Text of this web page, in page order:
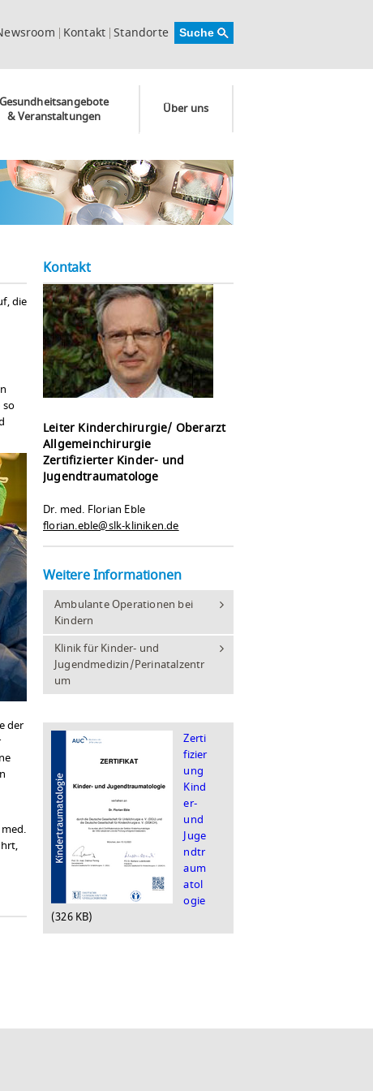
Kontakt Standorte
Gesundheitsangebote
& Veranstaltungen
Über uns
die
so
der
Kontakt
Leiter Kinderchirurgie/ Oberarzt
Allgemeinchirurgie
Zertifizierter Kinder- und
Jugendtraumatologe
Dr. med. Florian Eble
florian.eble@slk-kliniken.de
Weitere Informationen
Ambulante Operationen bei
Kindern
Klinik für Kinder- und
Jugendmedizin/Perinatalzentr
um
Zerti
fizier
ung
Kind
er-
und
Juge
ndtr
aum
atol
ogie
326 KB